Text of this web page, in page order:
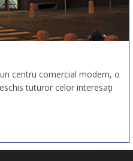
centru comercial modern, o
tuturor celor interesaţi